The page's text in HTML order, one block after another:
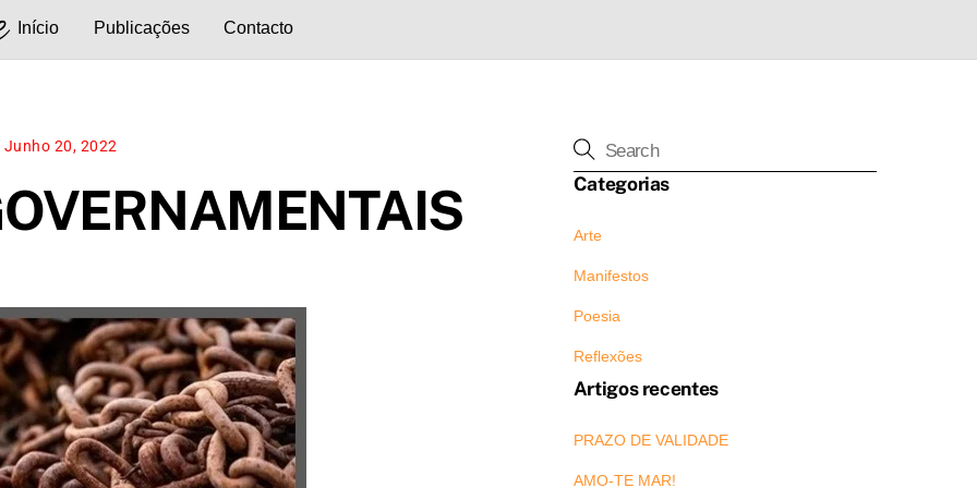
Início Publicações Contacto
Junho 20, 2022
Categorias
Arte
Manifestos
Poesia
Reflexões
Artigos recentes
PRAZO DE VALIDADE
AMO-TE MAR!